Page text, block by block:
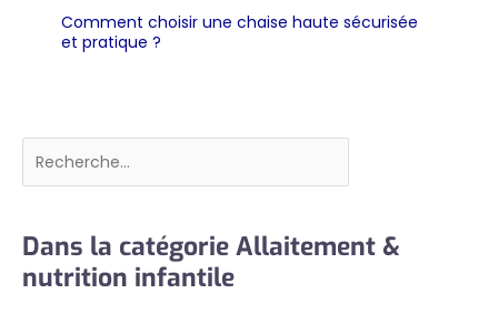
Comment choisir une chaise haute sécurisée
et pratique ?
Rechercher
Dans la catégorie Allaitement &
nutrition infantile